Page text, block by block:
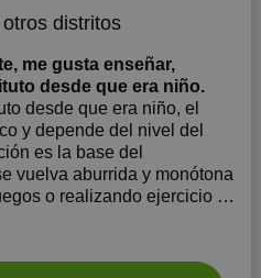
distritos
me gusta enseñar,
desde que era niño.
desde que era niño, el
y depende del nivel del
es la base del
vuelva aburrida y monótona
o realizando ejercicio y
las cla...